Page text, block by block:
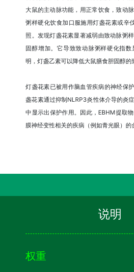
大鼠的主动脉功能，用正常饮食，致动
粥样硬化饮食加口服施用灯盏花素或辛
照。发现灯盏花素显著减弱由致动脉粥
固醇增加。它导致致动脉粥样硬化指
明，灯盏乙素可以降低大鼠膳食胆固醇的
灯盏花素已被用作脑血管疾病的神经保
盏花素通过抑制NLRP3炎性体介导的炎
中显示出保护作用。因此，EBHM提取
膜神经变性相关的疾病（例如青光眼）的
说明
权重